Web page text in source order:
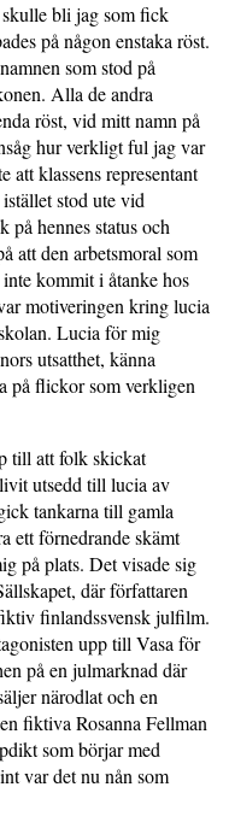
skulle bli jag som fick
på någon enstaka röst.
som stod på
Alla de andra
röst, vid mitt namn på
hur verkligt ful jag var
att klassens representant
stod ute vid
på hennes status och
att den arbetsmoral som
kommit i åtanke hos
motiveringen kring lucia
Lucia för mig
utsatthet, känna
på flickor som verkligen
till att folk skickat
utsedd till lucia av
tankarna till gamla
ett förnedrande skämt
på plats. Det visade sig
där författaren
finlandssvensk julfilm.
upp till Vasa för
på en julmarknad där
närodlat och en
fiktiva Rosanna Fellman
som börjar med
var det nu nån som